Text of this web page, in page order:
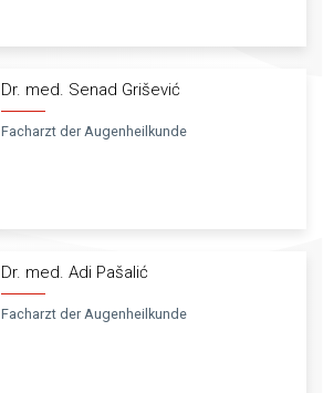
Dr. med. Senad Grišević
Facharzt der Augenheilkunde
Dr. med. Adi Pašalić
Facharzt der Augenheilkunde